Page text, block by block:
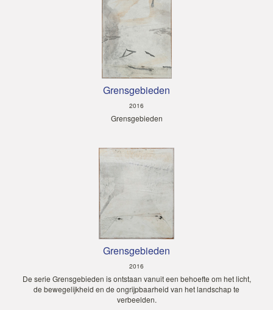
Grensgebieden
2016
Grensgebieden
Grensgebieden
2016
De serie Grensgebieden is ontstaan vanuit een behoefte om het licht,
de bewegelijkheid en de ongrijpbaarheid van het landschap te
verbeelden.